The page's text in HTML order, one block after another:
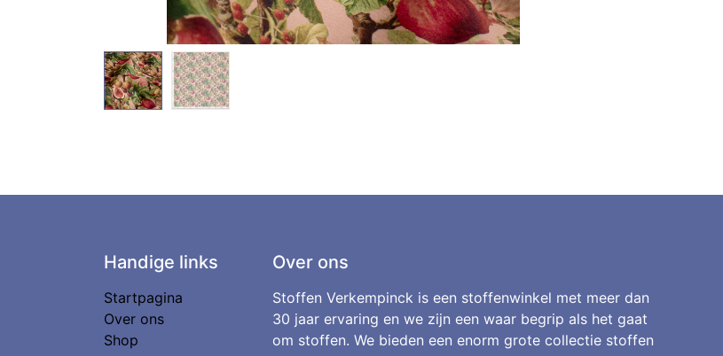
Handige links
Startpagina
Over ons
Shop
Over ons
Stoffen Verkempinck is een stoffenwinkel met meer dan
30 jaar ervaring en we zijn een waar begrip als het gaat
om stoffen. We bieden een enorm grote collectie stoffen